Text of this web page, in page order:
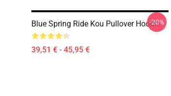
Blue Spring Ride Kou Pullover Hoodie
39,51 € - 45,95 €
-20%